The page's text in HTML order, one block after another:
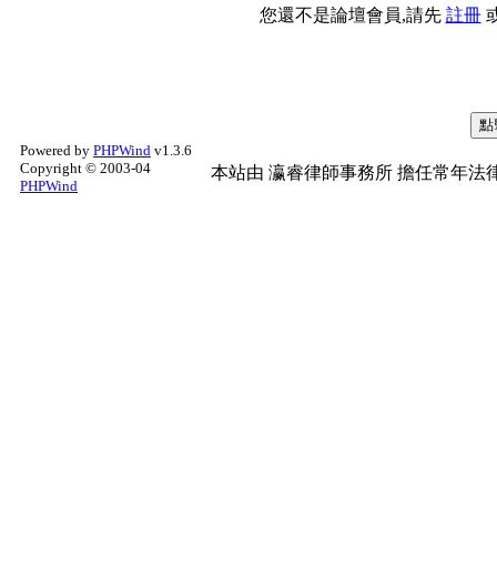
您還不是論壇會員,請先 註冊
Powered by PHPWind v1.3.6
Copyright © 2003-04
PHPWind
本站由 瀛睿律師事務所 擔任常年法